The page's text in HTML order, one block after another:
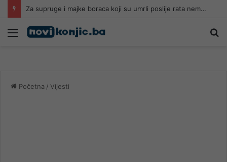
Za supruge i majke boraca koji su umrli poslije rata nema boračkog dodatka, ovo su kategorije koje imaju pravo
Meni
Početna / Vijesti